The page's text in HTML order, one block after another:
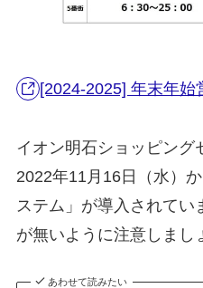
[2024-2025] 年末年始
イオン明石ショッピング
2022年11月16日（水）
ステム」が導入されて
が無いように注意しまし
あわせて読みたい